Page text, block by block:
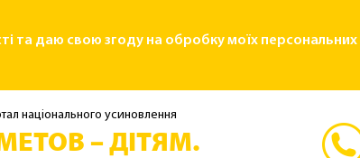
та даю свою згоду на обробку моїх
національного усиновлення
– ДІТЯМ.